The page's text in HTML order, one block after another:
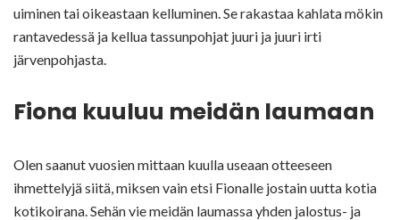
uiminen tai oikeastaan kelluminen. Se rakastaa kahlata mökin
rantavedessä ja kellua tassunpohjat juuri ja juuri irti
järvenpohjasta.
Fiona kuuluu meidän laumaan
Olen saanut vuosien mittaan kuulla useaan otteeseen
ihmettelyjä siitä, miksen vain etsi Fionalle jostain uutta kotia
kotikoirana. Sehän vie meidän laumassa yhden jalostus- ja